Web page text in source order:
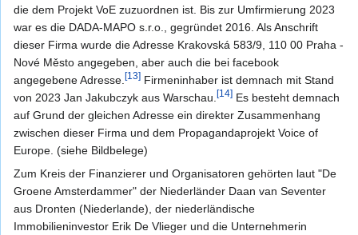
die dem Projekt VoE zuzuordnen ist. Bis zur Umfirmierung 2023
war es die DADA-MAPO s.r.o., gegründet 2016. Als Anschrift
dieser Firma wurde die Adresse Krakovská 583/9, 110 00 Praha -
Nové Město angegeben, aber auch die bei facebook
angegebene Adresse. [13] Firmeninhaber ist demnach mit Stand
von 2023 Jan Jakubczyk aus Warschau. [14] Es besteht demnach
auf Grund der gleichen Adresse ein direkter Zusammenhang
zwischen dieser Firma und dem Propagandaprojekt Voice of
Europe. (siehe Bildbelege)
Zum Kreis der Finanzierer und Organisatoren gehörten laut "De
Groene Amsterdammer" der Niederländer Daan van Seventer
aus Dronten (Niederlande), der niederländische
Immobilieninvestor Erik De Vlieger und die Unternehmerin